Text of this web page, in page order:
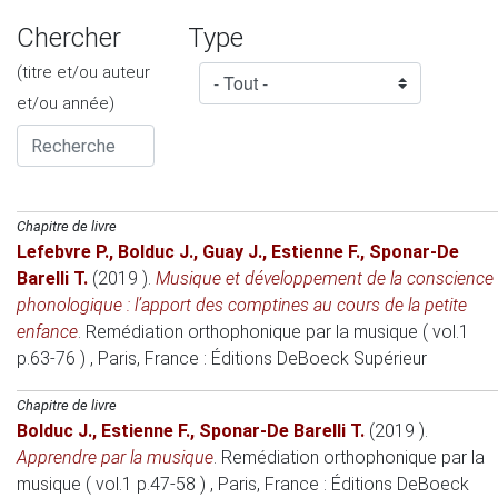
Chercher
(titre et/ou auteur
et/ou année)
Type
Chapitre de livre
Lefebvre P., Bolduc J., Guay J., Estienne F., Sponar-De
Barelli T. (2019 ). Musique et développement de la conscience
phonologique : l’apport des comptines au cours de la petite
enfance. Remédiation orthophonique par la musique ( vol.1
p.63-76 ) , Paris, France : Éditions DeBoeck Supérieur
Chapitre de livre
Bolduc J., Estienne F., Sponar-De Barelli T. (2019 ).
Apprendre par la musique. Remédiation orthophonique par la
musique ( vol.1 p.47-58 ) , Paris, France : Éditions DeBoeck